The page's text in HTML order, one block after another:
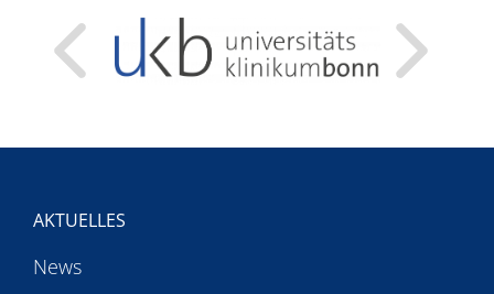
AKTUELLES
News